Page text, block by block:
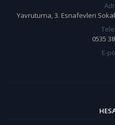
Yavruturna, 3. Esnafevleri
0535
E-